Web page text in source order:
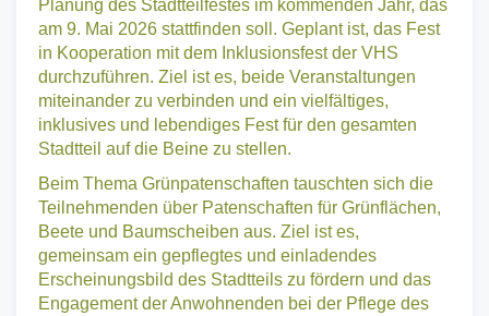
Planung des Stadtteilfestes im kommenden Jahr, das
am 9. Mai 2026 stattfinden soll. Geplant ist, das Fest
in Kooperation mit dem Inklusionsfest der VHS
durchzuführen. Ziel ist es, beide Veranstaltungen
miteinander zu verbinden und ein vielfältiges,
inklusives und lebendiges Fest für den gesamten
Stadtteil auf die Beine zu stellen.
Beim Thema Grünpatenschaften tauschten sich die
Teilnehmenden über Patenschaften für Grünflächen,
Beete und Baumscheiben aus. Ziel ist es,
gemeinsam ein gepflegtes und einladendes
Erscheinungsbild des Stadtteils zu fördern und das
Engagement der Anwohnenden bei der Pflege des